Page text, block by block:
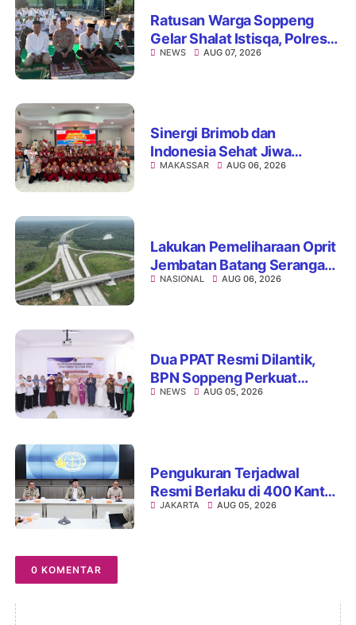
Ratusan Warga Soppeng
Gelar Shalat Istisqa, Polres
Hadir Mengawal Ikhtiar
NEWS AUG 07, 2026
Sinergi Brimob dan
Indonesia Sehat Jiwa
Hadirkan Pojok Curhat,
MAKASSAR AUG 06, 2026
Lakukan Pemeliharaan Oprit
Jembatan Batang Serangan,
Hutama Karya Uji Coba
NASIONAL AUG 06, 2026
Dua PPAT Resmi Dilantik,
BPN Soppeng Perkuat
Pelayanan Pertanahan
NEWS AUG 05, 2026
Pengukuran Terjadwal
Resmi Berlaku di 400 Kantor
Pertanahan, ATR/BPN Jamin
JAKARTA AUG 05, 2026
0 KOMENTAR